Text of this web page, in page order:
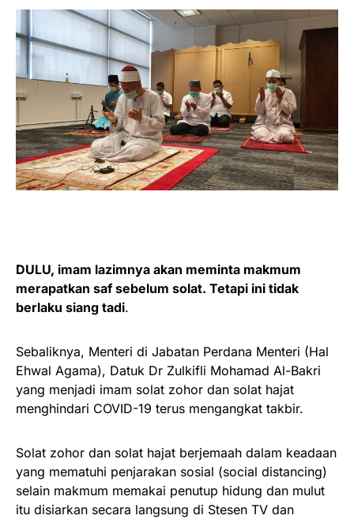
DULU, imam lazimnya akan meminta makmum
merapatkan saf sebelum solat. Tetapi ini tidak
berlaku siang tadi.
Sebaliknya, Menteri di Jabatan Perdana Menteri (Hal
Ehwal Agama), Datuk Dr Zulkifli Mohamad Al-Bakri
yang menjadi imam solat zohor dan solat hajat
menghindari COVID-19 terus mengangkat takbir.
Solat zohor dan solat hajat berjemaah dalam keadaan
yang mematuhi penjarakan sosial (social distancing)
selain makmum memakai penutup hidung dan mulut
itu disiarkan secara langsung di Stesen TV dan